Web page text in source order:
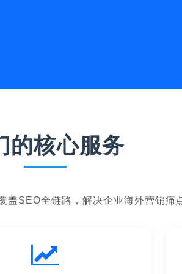
的核心服务
盖SEO全链路，解决企业海外营销痛